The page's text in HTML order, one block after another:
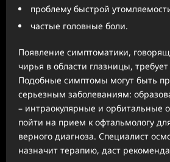
проблему быстрой
частые головные боли.
Появление симптоматики,
чирья в области глазницы,
Подобные симптомы могут быть
серьезным заболеваниям:
– интраокулярные и орбитальные
пойти на прием к офтальмологу
верного диагноза. Специалист
назначит терапию, даст